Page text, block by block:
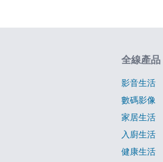
網站指南
全線產品
影音生活
數碼影像
家居生活
入廚生活
健康生活